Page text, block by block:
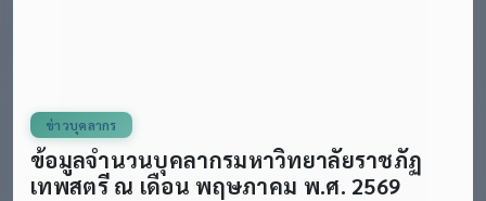
ข่าวบุคลากร
ข้อมูลจำนวนบุคลากรมหาวิทยาลัยราชภัฏ
เทพสตรี ณ เดือน พฤษภาคม พ.ศ. 2569